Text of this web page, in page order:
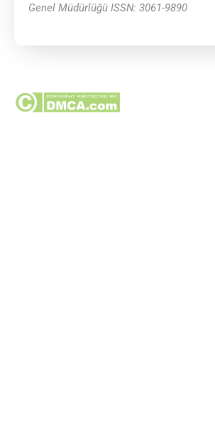
Genel Müdürlüğü ISSN: 3061-9890